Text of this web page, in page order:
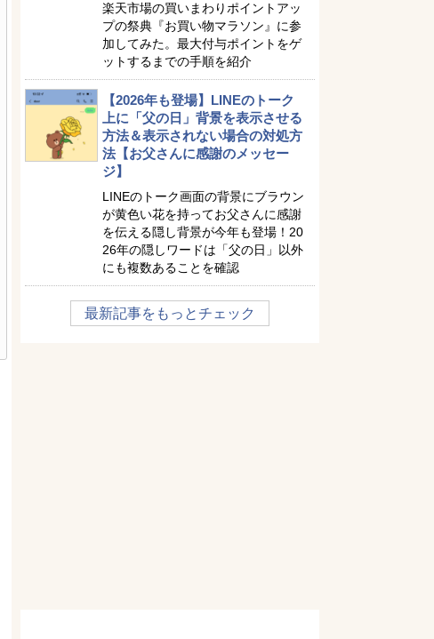
楽天市場の買いまわりポイントアッ
プの祭典『お買い物マラソン』に参
加してみた。最大付与ポイントをゲ
ットするまでの手順を紹介
【2026年も登場】LINEのトーク
上に「父の日」背景を表示させる
方法＆表示されない場合の対処方
法【お父さんに感謝のメッセー
ジ】
LINEのトーク画面の背景にブラウン
が黄色い花を持ってお父さんに感謝
を伝える隠し背景が今年も登場！20
26年の隠しワードは「父の日」以外
にも複数あることを確認
最新記事をもっとチェック